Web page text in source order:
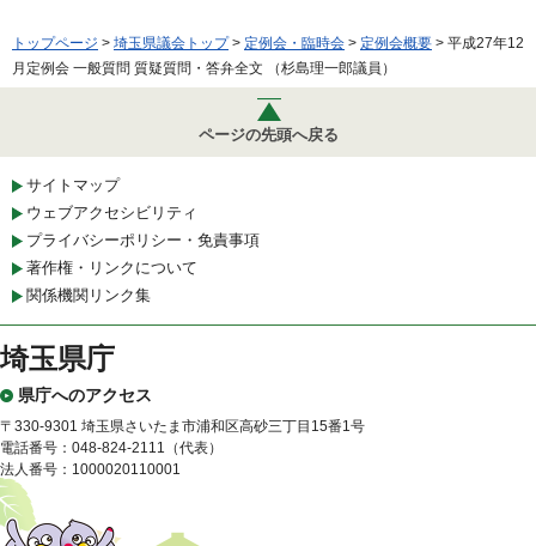
トップページ > 埼玉県議会トップ> 定例会・臨時会 > 定例会概要 > 平成27年12
月定例会 一般質問 質疑質問・答弁全文 （杉島理一郎議員）
ページの先頭へ戻る
サイトマップ
ウェブアクセシビリティ
プライバシーポリシー・免責事項
著作権・リンクについて
関係機関リンク集
埼玉県庁
県庁へのアクセス
〒330-9301 埼玉県さいたま市浦和区高砂三丁目15番1号
電話番号：048-824-2111（代表）
法人番号：1000020110001